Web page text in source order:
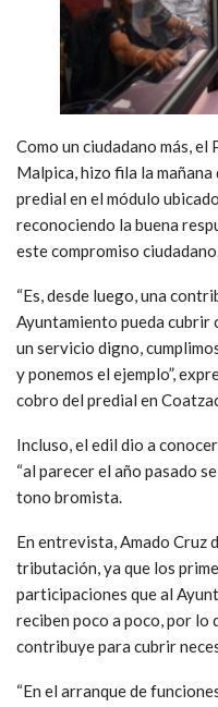
Como un ciudadano más,
Malpica, hizo fila la
predial en el módulo
reconociendo la buena
este compromiso ciudadano.
“Es, desde luego, una
Ayuntamiento pueda cubrir
un servicio digno,
y ponemos el ejemplo”,
cobro del predial en
Incluso, el edil dio a
“al parecer el año pasado
tono bromista.
En entrevista, Amado Cruz
tributación, ya que los
participaciones que al
reciben poco a poco, por lo
contribuye para cubrir
“En el arranque de